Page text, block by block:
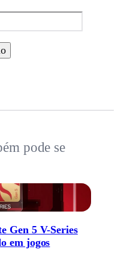
pode se
Gen 5 V-Series
em jogos